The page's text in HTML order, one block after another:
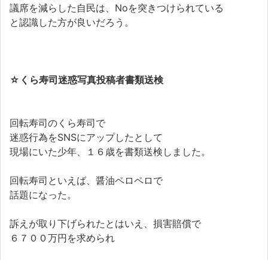
議席を減らした自民は、Noを突きつけられている
と認識した方が良いだろう。
☆ くら寿司迷惑写真投稿者書類送検
回転寿司のくら寿司で
迷惑行為をSNSにアップしたとして
現場にいた少年、１６歳を書類送検しました。
回転寿司といえば、醤油ペロペロで
話題になった。
訴えが取り下げられたとはいえ、損害賠償で
６７００万円を求められ